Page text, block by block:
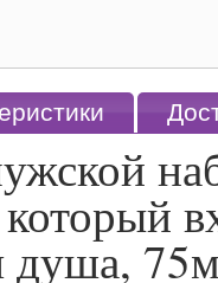
который
душа,